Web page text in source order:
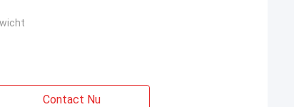
Contact Nu